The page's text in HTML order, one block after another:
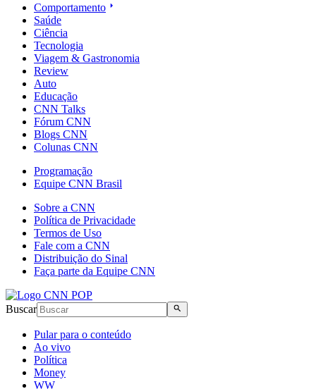
Comportamento
Saúde
Ciência
Tecnologia
Viagem & Gastronomia
Review
Auto
Educação
CNN Talks
Fórum CNN
Blogs CNN
Colunas CNN
Programação
Equipe CNN Brasil
Sobre a CNN
Política de Privacidade
Termos de Uso
Fale com a CNN
Distribuição do Sinal
Faça parte da Equipe CNN
Buscar
Pular para o conteúdo
Ao vivo
Política
Money
WW